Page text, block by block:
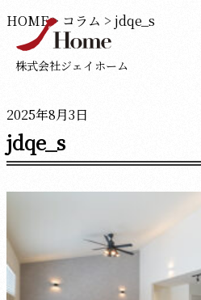
株式会社ジェイホーム
HOME> コラム > jdqe_s
2025年8月3日
jdqe_s